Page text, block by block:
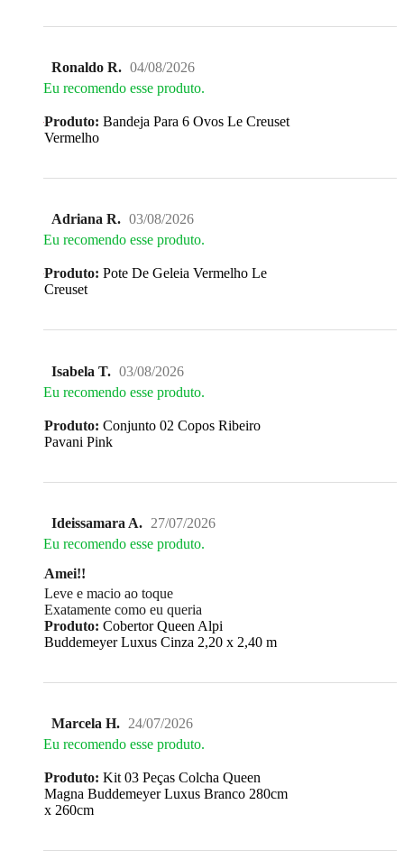
Ronaldo R. 04/08/2026
Eu recomendo esse produto.
Produto: Bandeja Para 6 Ovos Le Creuset
Vermelho
Adriana R. 03/08/2026
Eu recomendo esse produto.
Produto: Pote De Geleia Vermelho Le
Creuset
Isabela T. 03/08/2026
Eu recomendo esse produto.
Produto: Conjunto 02 Copos Ribeiro
Pavani Pink
Ideissamara A. 27/07/2026
Eu recomendo esse produto.
Amei!!
Leve e macio ao toque
Exatamente como eu queria
Produto: Cobertor Queen Alpi
Buddemeyer Luxus Cinza 2,20 x 2,40 m
Marcela H. 24/07/2026
Eu recomendo esse produto.
Produto: Kit 03 Peças Colcha Queen
Magna Buddemeyer Luxus Branco 280cm
x 260cm